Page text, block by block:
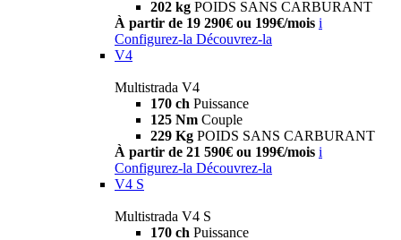
202 kg POIDS SANS CARBURANT
À partir de 19 290€ ou 199€/mois i
Configurez-la Découvrez-la
V4
Multistrada V4
170 ch Puissance
125 Nm Couple
229 Kg POIDS SANS CARBURANT
À partir de 21 590€ ou 199€/mois i
Configurez-la Découvrez-la
V4 S
Multistrada V4 S
170 ch Puissance